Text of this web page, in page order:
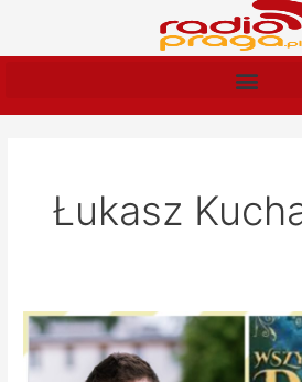
Łukasz
Gościem
KROKu
–